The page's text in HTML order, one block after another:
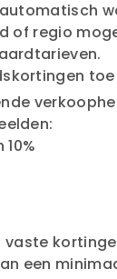
regio
vaste
een